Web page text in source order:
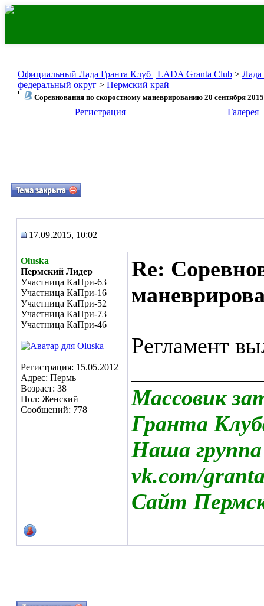
Официальный Лада Гранта Клуб | LADA Granta Club > Лада
федеральный округ > Пермский край
Соревнования по скоростному маневрированию 20 сентября
Регистрация Галерея
17.09.2015, 10:02
Oluska
Пермский Лидер
Участница КаПри-63
Участница КаПри-16
Участница КаПри-52
Участница КаПри-73
Участница КаПри-46
Регистрация: 15.05.2012
Адрес: Пермь
Возраст: 38
Пол: Женский
Сообщений: 778
Re:
Регламент
Массовик
Гранта
Наша
vk.com/
Сайт